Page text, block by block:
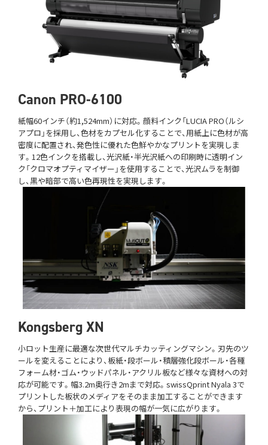
Canon PRO-6100
紙幅60インチ（約1,524mm）に対応。顔料インク「LUCIA PRO（ルシ
アプロ」を採用し、色材をカプセル化することで、用紙上に色材が高
密度に配置され、発色性に優れた色鮮やかなプリントを実現しま
す。12色インクを搭載し、光沢紙・半光沢紙への印刷時に透明イン
ク「クロマオプティマイザー」を使用することで、光沢ムラを制御
し、黒や暗部で高い色再現性を実現します。
Kongsberg XN
小ロット生産に最適な次世代マルチカッティングマシン。刃先のツ
ールを変えることにより、板紙・段ボール・積層強化段ボール・各種
フォーム材・ゴム・ウッドパネル・アクリル板など様々な資材への対
応が可能です。幅3.2m奥行き2mまで対応。swissQprint Nyala 3で
プリントした板状のメディアをそのまま加工することができます
から、プリント＋加工により表現の幅が一気に広がります。